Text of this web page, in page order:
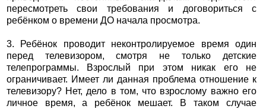
пересмотреть свои требования и договориться с
ребёнком о времени ДО начала просмотра.
3. Ребёнок проводит неконтролируемое время один
перед телевизором, смотря не только детские
телепрограммы. Взрослый при этом никак его не
ограничивает. Имеет ли данная проблема отношение к
телевизору? Нет, дело в том, что взрослому важно его
личное время, а ребёнок мешает. В таком случае